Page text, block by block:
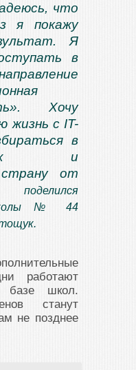
что
я покажу
Я
в
Хочу
жизнь с IT-
в
и
от
№ 44
работают
базе школ.
станут
не позднее